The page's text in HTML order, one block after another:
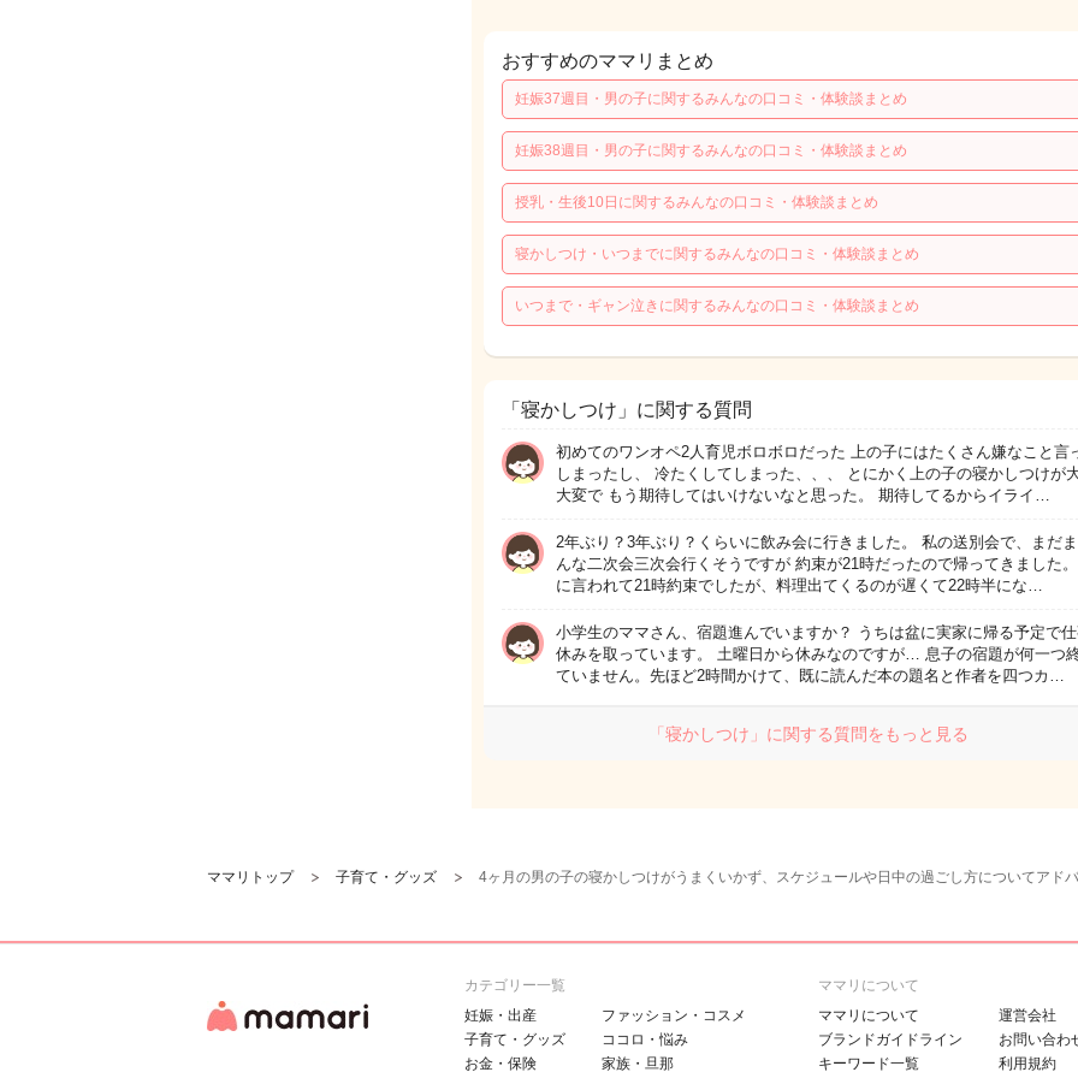
おすすめのママリまとめ
妊娠37週目・男の子に関するみんなの口コミ・体験談まとめ
妊娠38週目・男の子に関するみんなの口コミ・体験談まとめ
授乳・生後10日に関するみんなの口コミ・体験談まとめ
寝かしつけ・いつまでに関するみんなの口コミ・体験談まとめ
いつまで・ギャン泣きに関するみんなの口コミ・体験談まとめ
「寝かしつけ」に関する質問
初めてのワンオペ2人育児ボロボロだった 上の子にはたくさん嫌なこと言
しまったし、 冷たくしてしまった、、、 とにかく上の子の寝かしつけが
大変で もう期待してはいけないなと思った。 期待してるからイライ…
2年ぶり？3年ぶり？くらいに飲み会に行きました。 私の送別会で、まだ
んな二次会三次会行くそうですが 約束が21時だったので帰ってきました
に言われて21時約束でしたが、料理出てくるのが遅くて22時半にな…
小学生のママさん、宿題進んでいますか？ うちは盆に実家に帰る予定で
休みを取っています。 土曜日から休みなのですが… 息子の宿題が何一つ
ていません。先ほど2時間かけて、既に読んだ本の題名と作者を四つカ…
「寝かしつけ」に関する質問をもっと見る
ママリトップ 子育て・グッズ 4ヶ月の男の子の寝かしつけがうまくいかず、スケジュールや日中の過ごし方についてアド
カテゴリー一覧
妊娠・出産
子育て・グッズ
お金・保険
ファッション・コスメ
ココロ・悩み
家族・旦那
ママリについて
ママリについて
ブランドガイドライン
キーワード一覧
運営会社
お問い合わ
利用規約